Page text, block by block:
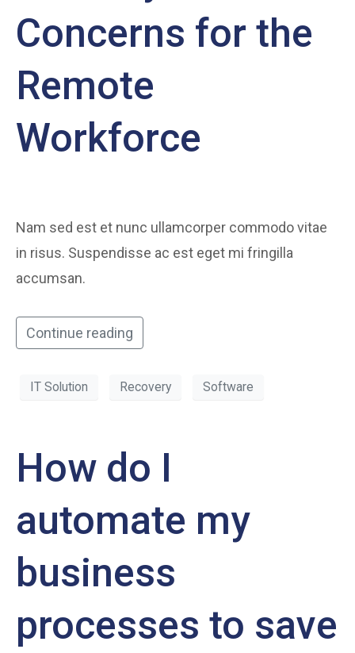
Concerns for the
Remote
Workforce
Nam sed est et nunc ullamcorper commodo vitae
in risus. Suspendisse ac est eget mi fringilla
accumsan.
Continue reading
IT Solution Recovery Software
How do I
automate my
business
processes to save